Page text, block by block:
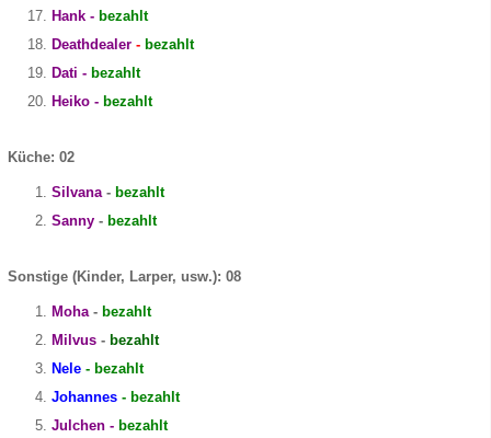
Hank - bezahlt
Deathdealer - bezahlt
Dati - bezahlt
Heiko - bezahlt
Küche: 02
Silvana- bezahlt
Sanny - bezahlt
Sonstige (Kinder, Larper, usw.): 08
Moha- bezahlt
Milvus - bezahlt
Nele - bezahlt
Johannes - bezahlt
Julchen - bezahlt